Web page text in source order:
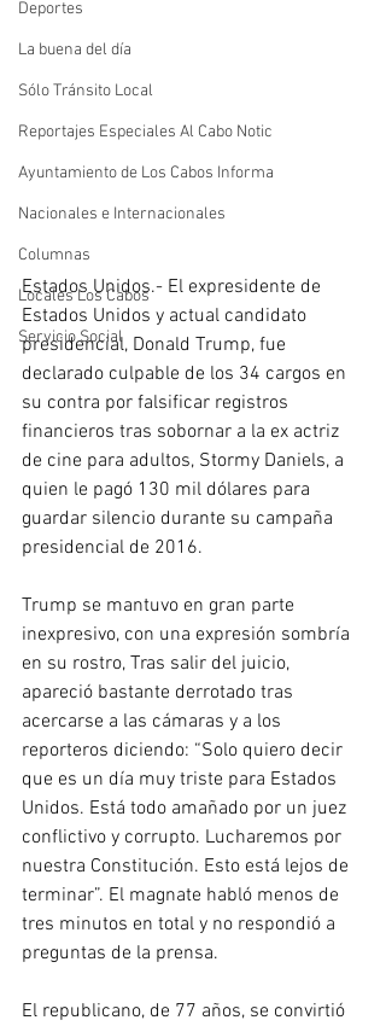
Deportes
La buena del día
Sólo Tránsito Local
Reportajes Especiales Al Cabo Notic
Ayuntamiento de Los Cabos Informa
Nacionales e Internacionales
Columnas
Locales Los Cabos
Servicio Social
Estados Unidos.- El expresidente de
Estados Unidos y actual candidato
presidencial, Donald Trump, fue
declarado culpable de los 34 cargos en
su contra por falsificar registros
financieros tras sobornar a la ex actriz
de cine para adultos, Stormy Daniels, a
quien le pagó 130 mil dólares para
guardar silencio durante su campaña
presidencial de 2016.
Trump se mantuvo en gran parte
inexpresivo, con una expresión sombría
en su rostro, Tras salir del juicio,
apareció bastante derrotado tras
acercarse a las cámaras y a los
reporteros diciendo: “Solo quiero decir
que es un día muy triste para Estados
Unidos. Está todo amañado por un juez
conflictivo y corrupto. Lucharemos por
nuestra Constitución. Esto está lejos de
terminar”. El magnate habló menos de
tres minutos en total y no respondió a
preguntas de la prensa.
El republicano, de 77 años, se convirtió